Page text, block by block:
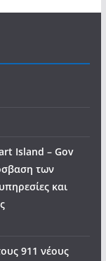
Island – Gov
των
και
911 νέους